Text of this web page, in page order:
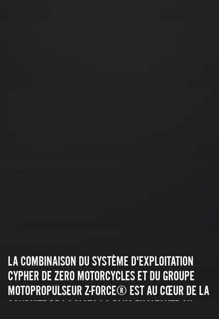
LA COMBINAISON DU SYSTÈME D'EXPLOITATION
CYPHER DE ZERO MOTORCYCLES ET DU GROUPE
MOTOPROPULSEUR Z-FORCE® EST AU CŒUR DE LA
CONDUITE DE LA MOTO LA PLUS EXALTANTE AU